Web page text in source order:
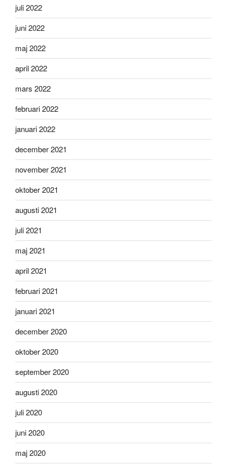
juli 2022
juni 2022
maj 2022
april 2022
mars 2022
februari 2022
januari 2022
december 2021
november 2021
oktober 2021
augusti 2021
juli 2021
maj 2021
april 2021
februari 2021
januari 2021
december 2020
oktober 2020
september 2020
augusti 2020
juli 2020
juni 2020
maj 2020